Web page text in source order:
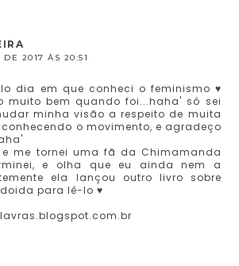
2017 ÀS 20:51
dia em que conheci o feminismo ♥
muito bem quando foi...haha' só sei
minha visão a respeito de muita
o movimento, e agradeço
e me tornei uma fã da Chimamanda
e olha que eu ainda nem a
ela lançou outro livro sobre
para lê-lo ♥